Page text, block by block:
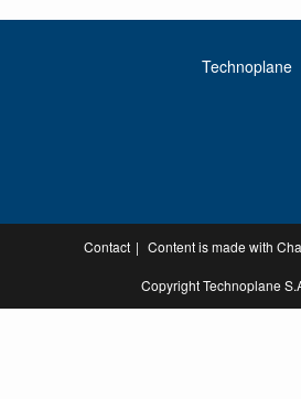
Technoplane
Contact Content is made with
Copyright Technoplane